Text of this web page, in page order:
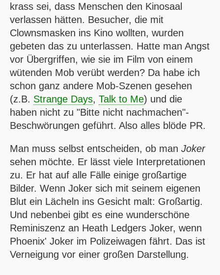
krass sei, dass Menschen den Kinosaal
verlassen hätten. Besucher, die mit
Clownsmasken ins Kino wollten, wurden
gebeten das zu unterlassen. Hatte man Angst
vor Übergriffen, wie sie im Film von einem
wütenden Mob verübt werden? Da habe ich
schon ganz andere Mob-Szenen gesehen
(z.B. Strange Days, Talk to Me) und die
haben nicht zu "Bitte nicht nachmachen"-
Beschwörungen geführt. Also alles blöde PR.
Man muss selbst entscheiden, ob man Joker
sehen möchte. Er lässt viele Interpretationen
zu. Er hat auf alle Fälle einige großartige
Bilder. Wenn Joker sich mit seinem eigenen
Blut ein Lächeln ins Gesicht malt: Großartig.
Und nebenbei gibt es eine wunderschöne
Reminiszenz an Heath Ledgers Joker, wenn
Phoenix' Joker im Polizeiwagen fährt. Das ist
Verneigung vor einer großen Darstellung.